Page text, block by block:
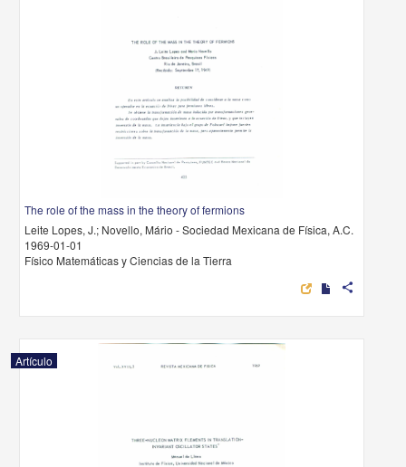
The role of the mass in the theory of fermions
Leite Lopes, J.; Novello, Mário - Sociedad Mexicana de Física, A.C.
1969-01-01
Físico Matemáticas y Ciencias de la Tierra
share
Artículo